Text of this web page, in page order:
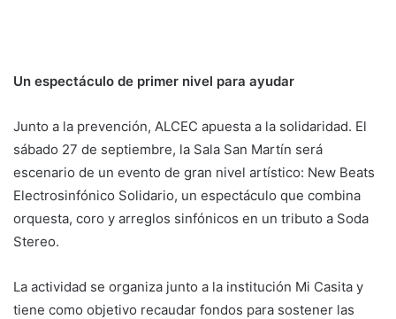
Un espectáculo de primer nivel para ayudar
Junto a la prevención, ALCEC apuesta a la solidaridad. El
sábado 27 de septiembre, la Sala San Martín será
escenario de un evento de gran nivel artístico: New Beats
Electrosinfónico Solidario, un espectáculo que combina
orquesta, coro y arreglos sinfónicos en un tributo a Soda
Stereo.
La actividad se organiza junto a la institución Mi Casita y
tiene como objetivo recaudar fondos para sostener las